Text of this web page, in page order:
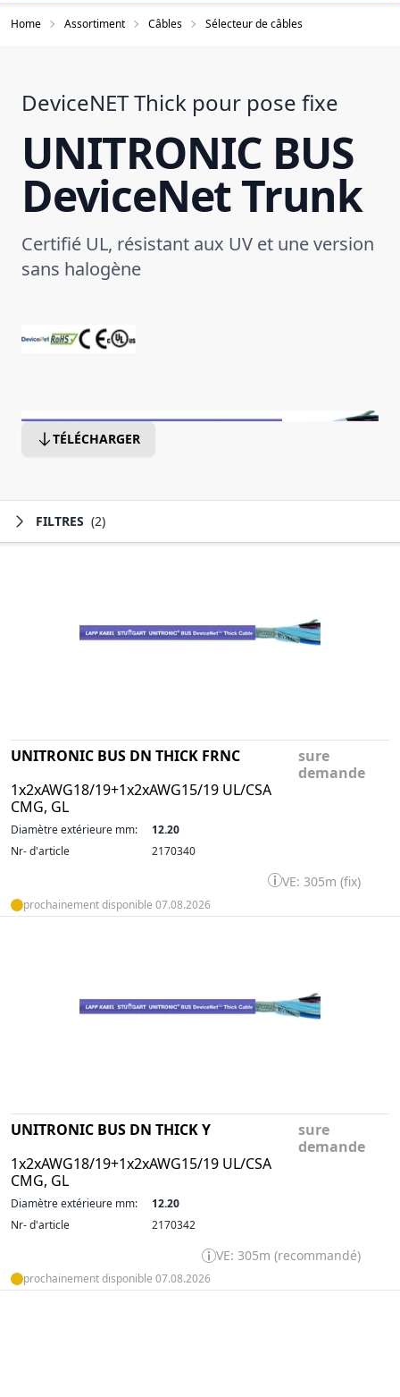
Home Assortiment Câbles Sélecteur de câbles
DeviceNET Thick pour pose fixe
UNITRONIC BUS
DeviceNet Trunk
Certifié UL, résistant aux UV et une version
sans halogène
TÉLÉCHARGER
FILTRES (2)
UNITRONIC BUS DN THICK FRNC
1x2xAWG18/19+1x2xAWG15/19 UL/CSA
CMG, GL
sure
demande
Diamètre extérieure mm:
12.20
Nr- d'article
2170340
VE: 305m (fix)
prochainement disponible 07.08.2026
UNITRONIC BUS DN THICK Y
1x2xAWG18/19+1x2xAWG15/19 UL/CSA
CMG, GL
sure
demande
Diamètre extérieure mm:
12.20
Nr- d'article
2170342
VE: 305m (recommandé)
prochainement disponible 07.08.2026